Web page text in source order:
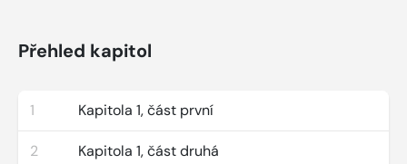
Přehled kapitol
1 Kapitola 1, část první
2 Kapitola 1, část druhá